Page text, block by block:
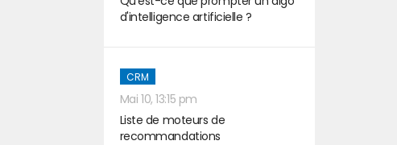
d'intelligence artificielle ?
CRM
Mai 10, 13:15 pm
Liste de moteurs de
recommandations